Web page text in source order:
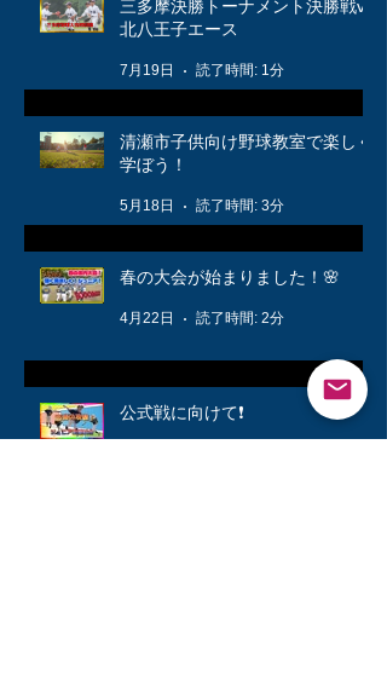
三多摩決勝トーナメント決勝戦vs
北八王子エース
7月19日 読了時間: 1分
清瀬市子供向け野球教室で楽しく
学ぼう！
5月18日 読了時間: 3分
春の大会が始まりました！🌸
4月22日 読了時間: 2分
公式戦に向けて❗️